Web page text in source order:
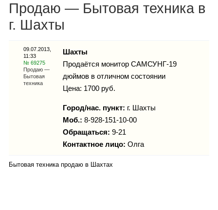
Гороскоп
Карты
Продаю — Бытовая техника в
г. Шахты
09.07.2013,
11:33
№ 69275
Продаю —
Бытовая
техника
Шахты
Продаётся монитор САМСУНГ-19
дюймов в отличном состоянии
Цена: 1700 руб.
Город/нас. пункт: г. Шахты
Моб.: 8-928-151-10-00
Обращаться: 9-21
Контактное лицо: Олга
Бытовая техника продаю в Шахтах